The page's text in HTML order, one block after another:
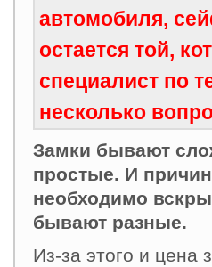
автомобиля,
остается той,
специалист по
несколько
Замки бывают
простые. И
необходимо
бывают разные.
Из-за этого и цена